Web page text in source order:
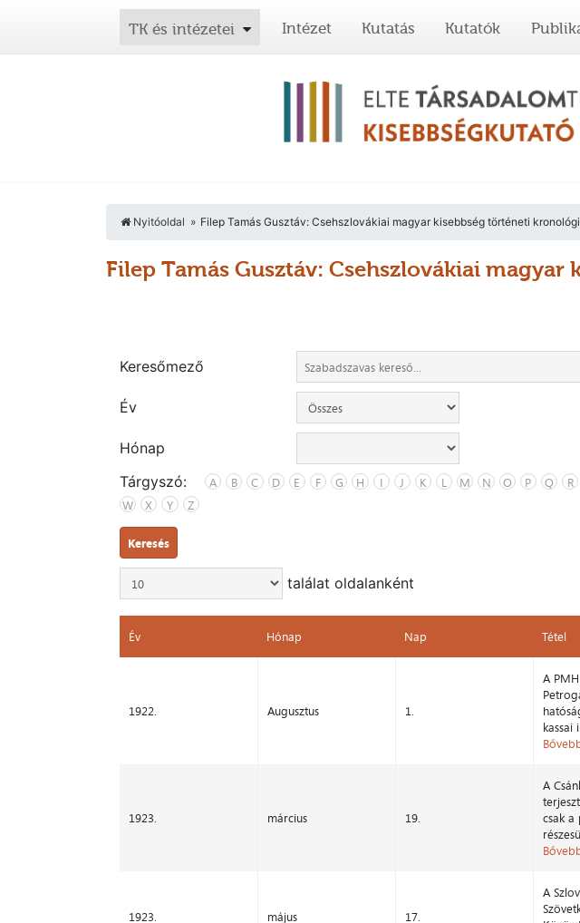
TK és intézetei Intézet Kutatás Kutatók
Nyitóoldal Filep Tamás Gusztáv: Csehszlovákiai magyar kisebbség történeti
Filep Tamás Gusztáv: Csehszlovákiai
Keresőmező
Év
Hónap
Tárgyszó:
A B C D E F G H I J K L M N O P Q R
W
X Y Z
Keresés
találat oldalanként
Év Hónap Nap Tétel
1922. Augusztus 1.
A
kassai
1923. március 19.
A
csak
1923. május 17.
A